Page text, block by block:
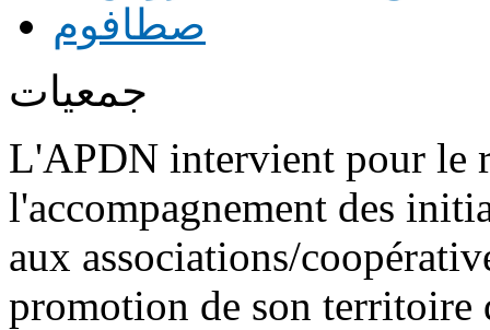
صطافوم
جمعيات
L'APDN intervient pour le
l'accompagnement des
aux associations/
promotion de son